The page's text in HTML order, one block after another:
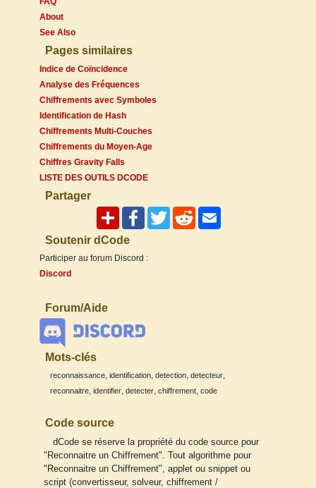
About
See Also
Pages similaires
Indice de Coïncidence
Analyse des Fréquences
Chiffrements avec Symboles
Identification de Hash
Chiffrements Multi-Couches
Chiffrements du Moyen-Age
Chiffres Gravity Falls
LISTE DES OUTILS DCODE
Partager
Soutenir dCode
Participer au forum Discord :
Discord
Forum/Aide
Mots-clés
reconnaissance, identification, detection, detecteur,
reconnaitre, identifier, detecter, chiffrement, code
Code source
dCode se réserve la propriété du code source pour
"Reconnaitre un Chiffrement". Tout algorithme pour
"Reconnaitre un Chiffrement", applet ou snippet ou
script (convertisseur, solveur, chiffrement /